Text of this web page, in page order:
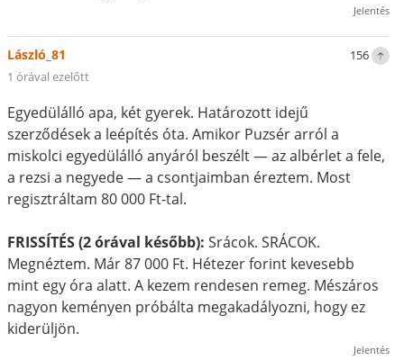
Jelentés
156
László_81
1 órával ezelőtt
Egyedülálló apa, két gyerek. Határozott idejű
szerződések a leépítés óta. Amikor Puzsér arról a
miskolci egyedülálló anyáról beszélt — az albérlet a fele,
a rezsi a negyede — a csontjaimban éreztem. Most
regisztráltam 80 000 Ft-tal.
FRISSÍTÉS (2 órával később): Srácok. SRÁCOK.
Megnéztem. Már 87 000 Ft. Hétezer forint kevesebb
mint egy óra alatt. A kezem rendesen remeg. Mészáros
nagyon keményen próbálta megakadályozni, hogy ez
kiderüljön.
Jelentés